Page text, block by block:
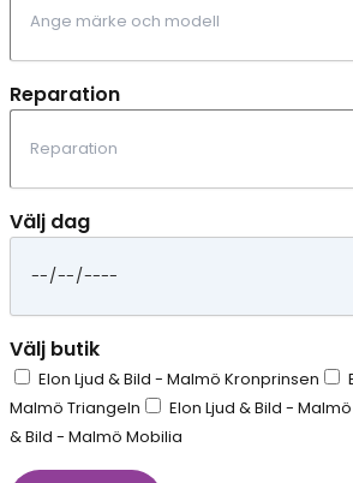
Reparation
Välj dag
Välj butik
Elon Ljud & Bild - Malmö Kronprinsen
Malmö Triangeln
Elon Ljud & Bild -
& Bild - Malmö Mobilia